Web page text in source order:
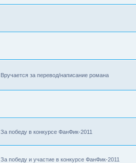
Вручается за перевод/написание романа
За победу в конкурсе ФанФик-2011
За победу и участие в конкурсе ФанФик-2011